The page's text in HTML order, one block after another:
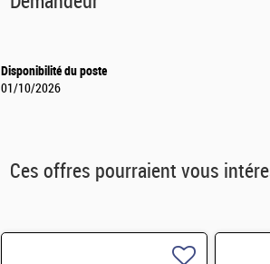
Disponibilité du poste
01/10/2026
Ces offres pourraient vous